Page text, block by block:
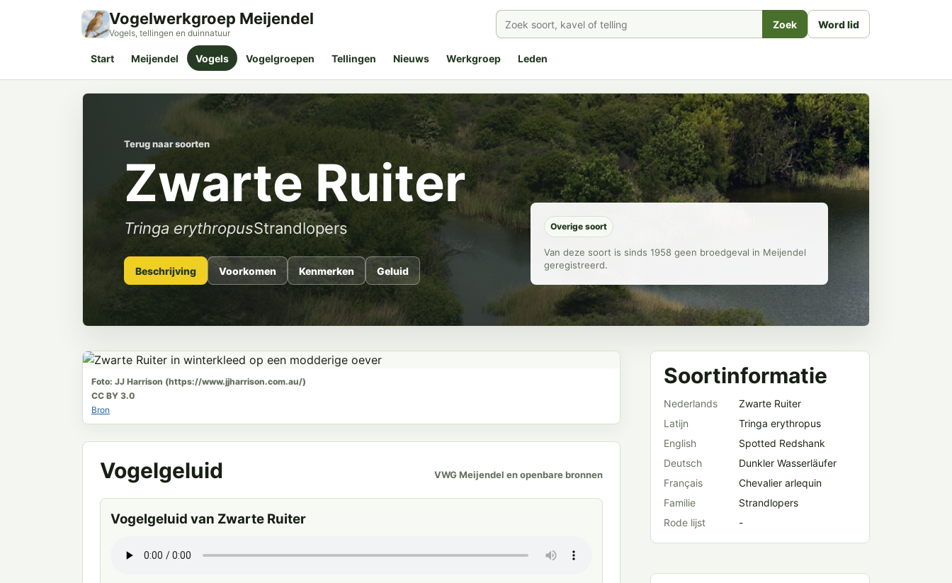
Vogelwerkgroep Meijendel
Vogels, tellingen en duinnatuur
Zoek Word lid
Start Meijendel Vogels Vogelgroepen Tellingen Nieuws Werkgroep Leden
Terug naar soorten
Zwarte Ruiter
Tringa erythropusStrandlopers
Beschrijving Voorkomen Kenmerken Geluid
Overige soort
Van deze soort is sinds 1958 geen broedgeval in Meijendel
geregistreerd.
Foto: JJ Harrison (https://www.jjharrison.com.au/)
CC BY 3.0
Bron
Vogelgeluid VWG Meijendel en openbare bronnen
Vogelgeluid van Zwarte Ruiter
Soortinformatie
Nederlands
Zwarte Ruiter
Latijn
Tringa erythropus
English
Spotted Redshank
Deutsch
Dunkler Wasserläufer
Français
Chevalier arlequin
Familie
Strandlopers
Rode lijst
-